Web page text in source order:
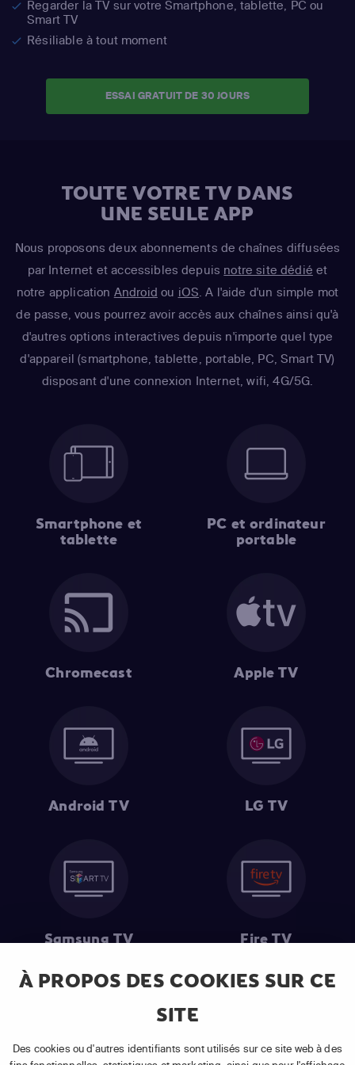
À PROPOS DES COOKIES SUR CE
SITE
Des cookies ou d'autres identifiants sont utilisés sur ce site web à des
Regarder la TV sur votre Smartphone, tablette, PC ou
Smart TV
Résiliable à tout moment
ESSAI GRATUIT DE 30 JOURS
TOUTE VOTRE TV DANS
UNE SEULE APP
Nous proposons deux abonnements de chaînes diffusées
par Internet et accessibles depuis notre site dédié et
notre application Android ou iOS . A l'aide d'un simple mot
de passe, vous pourrez avoir accès aux chaînes ainsi qu'à
d'autres options interactives depuis n'importe quel type
d'appareil (smartphone, tablette, portable, PC, Smart TV)
disposant d'une connexion Internet, wifi, 4G/5G.
Smartphone et
tablette
PC et ordinateur
portable
Chromecast Apple TV
Android TV LG TV
Samsung TV Fire TV
souscription à un abonnement APP TV Basic.
(2) Prix de l'abonnement : TVA comprise, hors promotion, hors frais